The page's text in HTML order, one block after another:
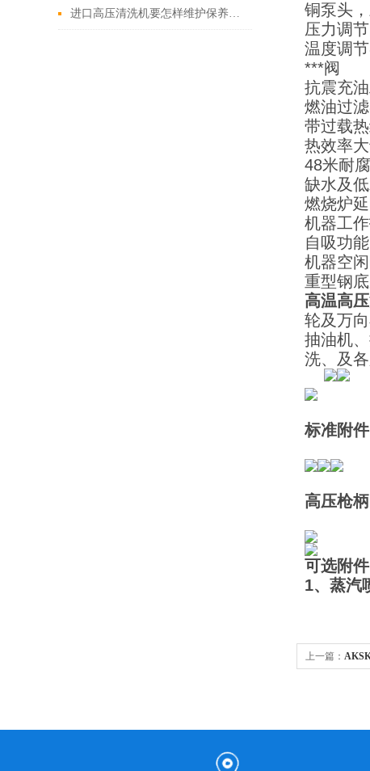
进口高压清洗机要怎样维护保养才算合理呢
铜泵头
压力调
温度调
***阀
抗震充
燃油过
带过载
热效率
48米耐
缺水及
燃烧炉
机器工
自吸功
机器空
重型钢
高温高
轮及万
抽油机
洗、及
标准附件
高压
可选附
1、蒸汽
上一篇：